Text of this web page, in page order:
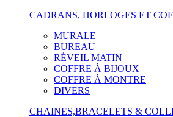
CADRANS, HORLOGES ET
MURALE
BUREAU
RÉVEIL MATIN
COFFRE À BIJOUX
COFFRE À MONTRE
DIVERS
CHAINES,BRACELETS &